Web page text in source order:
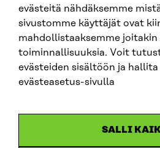
evästeitä nähdäksemme
sivustomme käyttäjät ovat
mahdollistaaksemme joitakin
toiminnallisuuksia. Voit
evästeiden sisältöön ja hallita
evästeasetus-sivulla
SALLI
SITRA PÅ SOCIALA MEDIER
LinkedIn
Instagram
YouTube